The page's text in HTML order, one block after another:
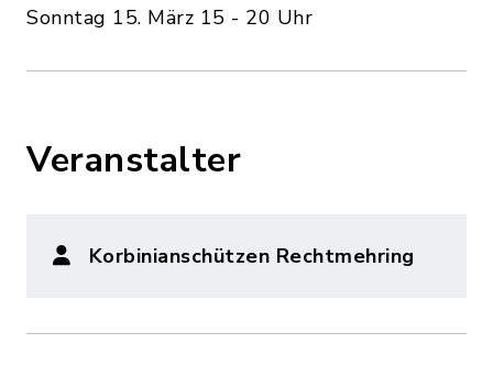
Sonntag 15. März 15 - 20 Uhr
Veranstalter
Korbinianschützen Rechtmehring